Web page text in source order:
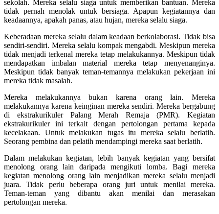
sekolah. Mereka selalu siaga untuk memberikan bantuan. Mereka
tidak pernah menolak untuk bersiaga. Apapun kegiatannya dan
keadaannya, apakah panas, atau hujan, mereka selalu siaga.
Keberadaan mereka selalu dalam keadaan berkolaborasi. Tidak bisa
sendiri-sendiri. Mereka selalu kompak mengabdi. Meskipun mereka
tidak menjadi terkenal mereka tetap melakukannya. Meskipun tidak
mendapatkan imbalan material mereka tetap menyenanginya.
Meskipun tidak banyak teman-temannya melakukan pekerjaan ini
mereka tidak masalah.
Mereka melakukannya bukan karena orang lain. Mereka
melakukannya karena keinginan mereka sendiri. Mereka bergabung
di ekstrakurikuler Palang Merah Remaja (PMR). Kegiatan
ekstrakurikuler ini terkait dengan pertolongan pertama kepada
kecelakaan. Untuk melakukan tugas itu mereka selalu berlatih.
Seorang pembina dan pelatih mendampingi mereka saat berlatih.
Dalam melakukan kegiatan, lebih banyak kegiatan yang bersifat
menolong orang lain daripada mengikuti lomba. Bagi mereka
kegiatan menolong orang lain menjadikan mereka selalu menjadi
juara. Tidak perlu beberapa orang juri untuk menilai mereka.
Teman-teman yang dibantu akan menilai dan merasakan
pertolongan mereka.